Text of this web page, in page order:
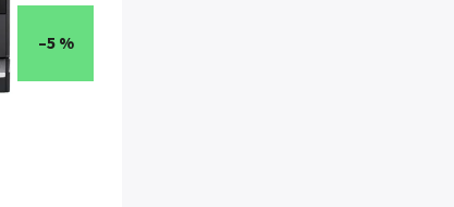
–5 %